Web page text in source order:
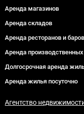
Аренда магазинов
Аренда складов
Аренда ресторанов и баров
Аренда производственных
Долгосрочная аренда
Аренда жилья посуточно
Агентство